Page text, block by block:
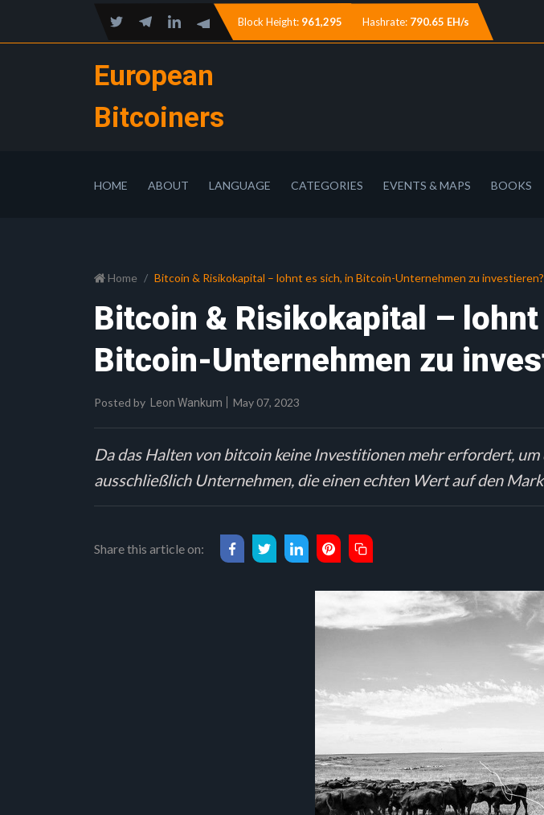
Block Height: 961,295 Hashrate: 790.65 EH/s
European
Bitcoiners
HOME ABOUT LANGUAGE CATEGORIES EVENTS & MAPS BOOKS
Home Bitcoin & Risikokapital – lohnt es sich, in Bitcoin-Unternehmen zu investieren?
Bitcoin & Risikokapital –
Bitcoin-Unternehmen zu
Posted by Leon Wankum May 07, 2023
Da das Halten von bitcoin keine Investitionen mehr erfordert,
ausschließlich Unternehmen, die einen echten Wert auf den
Share this article on: